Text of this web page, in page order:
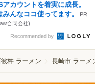
アカウントを着実に成長。
みんなココ使ってます。
PR
合同会社)
Recommended by
杵 ラーメン 長崎市 ラーメ